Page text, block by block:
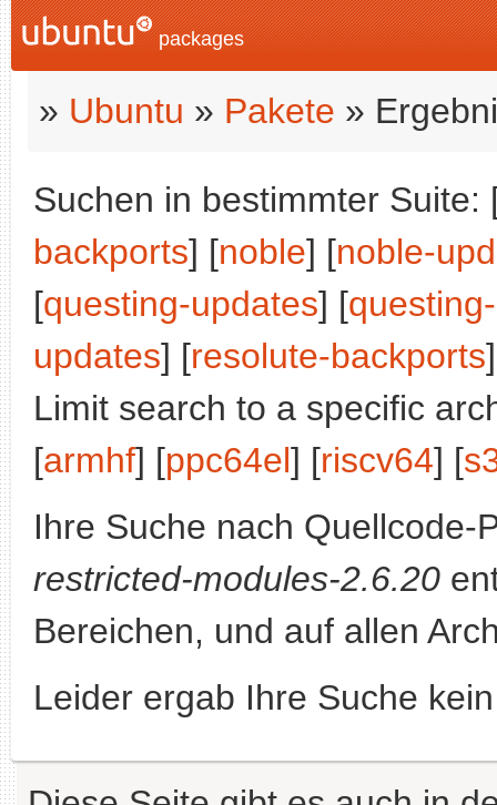
packages
» Ubuntu » Pakete »
Suchen in bestimmter Suite:
backports] [noble] [noble-
[questing-updates] [
updates] [resolute-backports
Limit search to a specific
[armhf] [ppc64el] [riscv64] [
Ihre Suche nach
restricted-modules-2.6.20
Bereichen, und auf allen
Leider ergab Ihre Suche